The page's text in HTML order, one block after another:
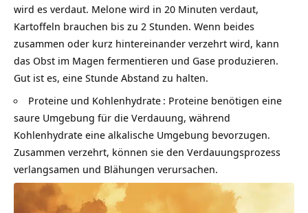
wird es verdaut. Melone wird in 20 Minuten verdaut,
Kartoffeln brauchen bis zu 2 Stunden. Wenn beides
zusammen oder kurz hintereinander verzehrt wird, kann
das Obst im Magen fermentieren und Gase produzieren.
Gut ist es, eine Stunde Abstand zu halten.
Proteine und Kohlenhydrate : Proteine benötigen eine
saure Umgebung für die Verdauung, während
Kohlenhydrate eine alkalische Umgebung bevorzugen.
Zusammen verzehrt, können sie den Verdauungsprozess
verlangsamen und Blähungen verursachen.